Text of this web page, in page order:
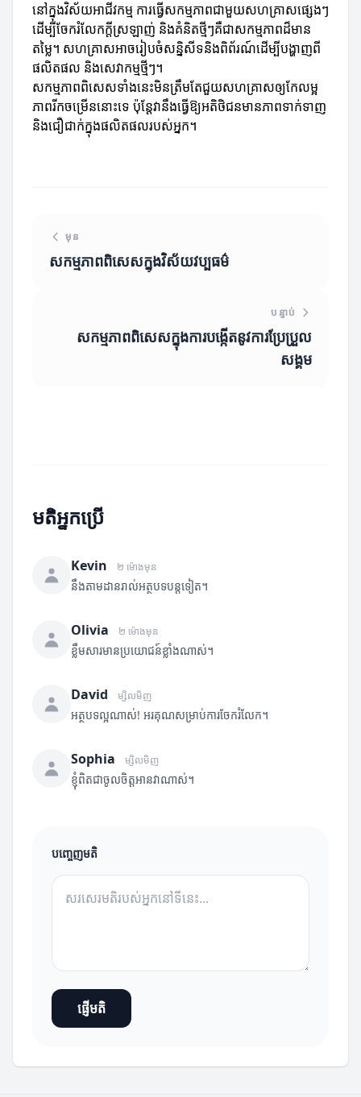
នៅក្នុងវិស័យអាជីវកម្ម ការធ្វើសកម្មភាពជាមួយសហគ្រាសផ្សេងៗ
ដើម្បីចែករំលែកក្តីស្រឡាញ់ និងគំនិតថ្មីៗគឺជាសកម្មភាពដ៏មាន
តម្លៃ។ សហគ្រាសអាចរៀបចំសន្និសីទនិងពិព័រណ៍ដើម្បីបង្ហាញពី
ផលិតផល និងសេវាកម្មថ្មីៗ។
សកម្មភាពពិសេសទាំងនេះមិនត្រឹមតែជួយសហគ្រាសឲ្យកែលម្អ
ភាពរីកចម្រើននោះទេ ប៉ុន្តែវានឹងធ្វើឱ្យអតិថិជនមានភាពទាក់ទាញ
និងជឿជាក់ក្នុងផលិតផលរបស់អ្នក។
មុន
សកម្មភាពពិសេសក្នុងវិស័យវប្បធម៌
បន្ទាប់
សកម្មភាពពិសេសក្នុងការបង្កើតនូវការប្រែប្រួល
សង្គម
មតិអ្នកប្រើ
Kevin ២ ម៉ោងមុន
នឹងតាមដានរាល់អត្ថបទបន្តទៀត។
Olivia ២ ម៉ោងមុន
ខ្លឹមសារមានប្រយោជន៍ខ្លាំងណាស់។
David ម្សិលមិញ
អត្ថបទល្អណាស់! អរគុណសម្រាប់ការចែករំលែក។
Sophia ម្សិលមិញ
ខ្ញុំពិតជាចូលចិត្តអានវាណាស់។
បញ្ចេញមតិ
ផ្ញើមតិ